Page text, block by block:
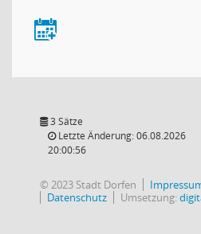
3 Sätze
Letzte Änderung: 06.08.2026
20:00:56
© 2023 Stadt Dorfen
Datenschutz
Umsetzung: